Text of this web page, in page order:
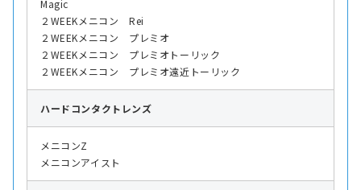
Magic
２WEEKメニコン Rei
２WEEKメニコン プレミオ
２WEEKメニコン プレミオトーリック
２WEEKメニコン プレミオ遠近トーリック
ハード コンタクトレンズ
メニコンZ
メニコンアイスト